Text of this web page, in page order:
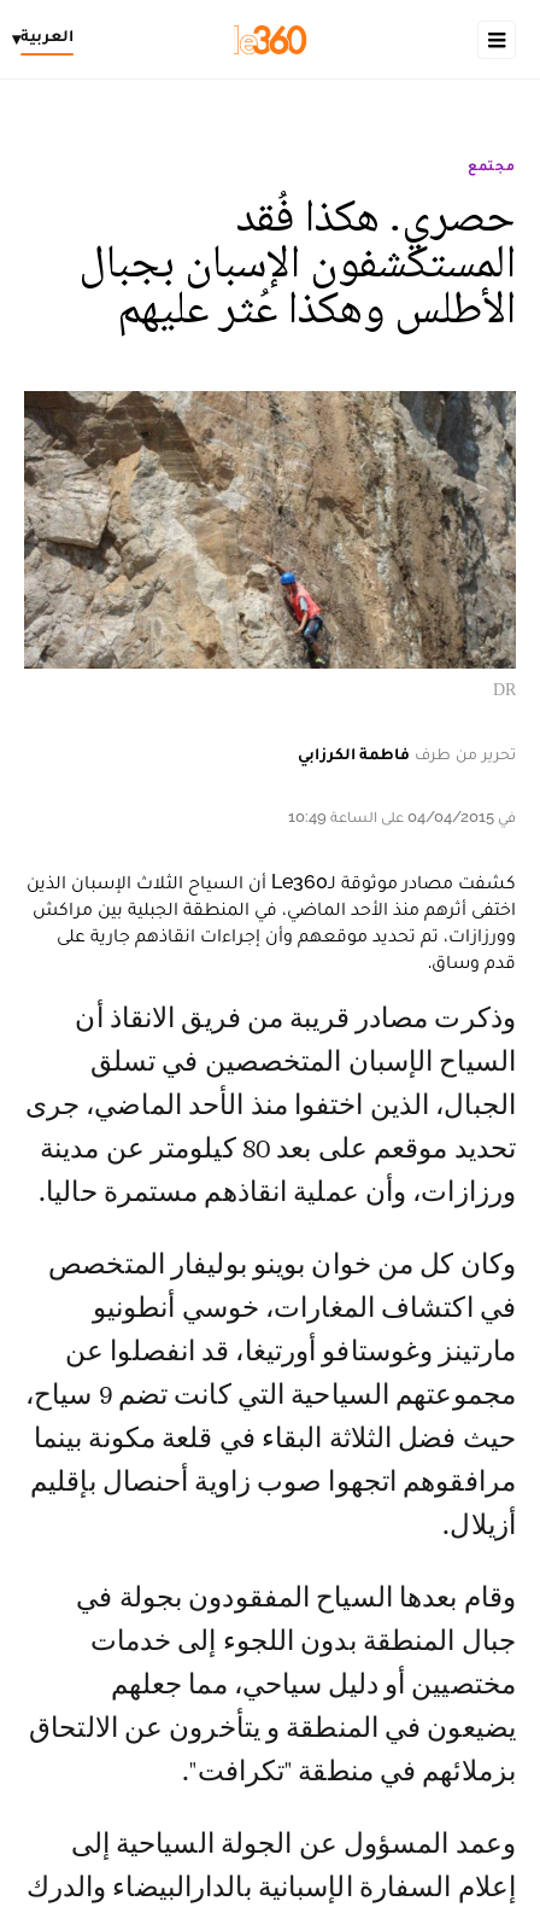
العربية▾
مجتمع
حصري. هكذا فُقد
المستكشفون الإسبان بجبال
الأطلس وهكذا عُثر عليهم
DR
تحرير من طرف فاطمة الكرزابي
في 04/04/2015 على الساعة 10:49
كشفت مصادر موثوقة لـLe360 أن السياح الثلاث الإسبان الذين
اختفى أثرهم منذ الأحد الماضي، في المنطقة الجبلية بين مراكش
وورزازات، تم تحديد موقعهم وأن إجراءات انقاذهم جارية على
قدم وساق.
وذكرت مصادر قريبة من فريق الانقاذ أن
السياح الإسبان المتخصصين في تسلق
الجبال، الذين اختفوا منذ الأحد الماضي، جرى
تحديد موقعم على بعد 80 كيلومتر عن مدينة
ورزازات، وأن عملية انقاذهم مستمرة حاليا.
وكان كل من خوان بوينو بوليفار المتخصص
في اكتشاف المغارات، خوسي أنطونيو
مارتينز وغوستافو أورتيغا، قد انفصلوا عن
مجموعتهم السياحية التي كانت تضم 9 سياح،
حيث فضل الثلاثة البقاء في قلعة مكونة بينما
مرافقوهم اتجهوا صوب زاوية أحنصال بإقليم
أزيلال.
وقام بعدها السياح المفقودون بجولة في
جبال المنطقة بدون اللجوء إلى خدمات
مختصيين أو دليل سياحي، مما جعلهم
يضيعون في المنطقة و يتأخرون عن الالتحاق
بزملائهم في منطقة "تكرافت".
وعمد المسؤول عن الجولة السياحية إلى
إعلام السفارة الإسبانية بالدارالبيضاء والدرك